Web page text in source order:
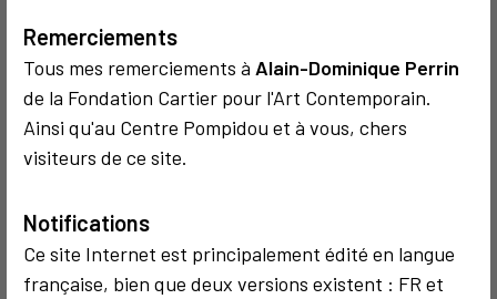
Remerciements
Tous mes remerciements à Alain-Dominique Perrin
de la Fondation Cartier pour l'Art Contemporain.
Ainsi qu'au Centre Pompidou et à vous, chers
visiteurs de ce site.
Notifications
Ce site Internet est principalement édité en langue
française, bien que deux versions existent : FR et
2014
Vente Wapler
Drouot
Avis de
recherche : Julia
Margaret
Cameron 1